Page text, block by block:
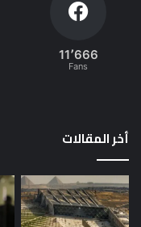
11٬666
Fans
أخر المقالات